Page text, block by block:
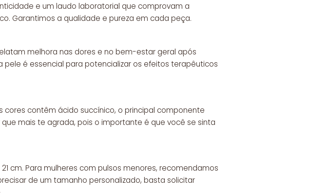
e um laudo laboratorial que comprovam a
Garantimos a qualidade e pureza em cada peça.
melhora nas dores e no bem-estar geral após
é essencial para potencializar os efeitos terapêuticos
contêm ácido succínico, o principal componente
mais te agrada, pois o importante é que você se sinta
cm. Para mulheres com pulsos menores, recomendamos
de um tamanho personalizado, basta solicitar